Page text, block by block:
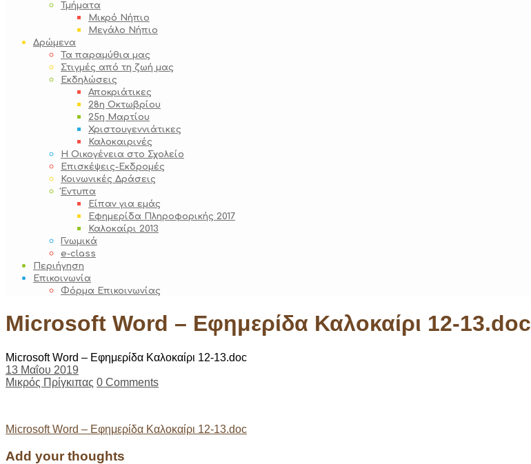
Τμήματα
Μικρό Νήπιο
Μεγάλο Νήπιο
Δρώμενα
Τα παραμύθια μας
Στιγμές από τη ζωή μας
Εκδηλώσεις
Αποκριάτικες
28η Οκτωβρίου
25η Μαρτίου
Χριστουγεννιάτικες
Καλοκαιρινές
Η Οικογένεια στο Σχολείο
Επισκέψεις-Εκδρομές
Κοινωνικές Δράσεις
Έντυπα
Είπαν για εμάς
Εφημερίδα Πληροφορικής 2017
Καλοκαίρι 2013
Γνωμικά
e-class
Περιήγηση
Επικοινωνία
Φόρμα Επικοινωνίας
Microsoft Word – Εφημερίδα Καλοκαίρι 12-13.doc
Microsoft Word – Εφημερίδα Καλοκαίρι 12-13.doc
13 Μαΐου 2019
Μικρός Πρίγκιπας 0 Comments
Post
navigation
Microsoft Word – Εφημερίδα Καλοκαίρι 12-13.doc
Add your thoughts